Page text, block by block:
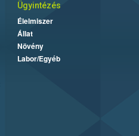
Ügyintézés
Élelmiszer
Állat
Növény
Labor/Egyéb